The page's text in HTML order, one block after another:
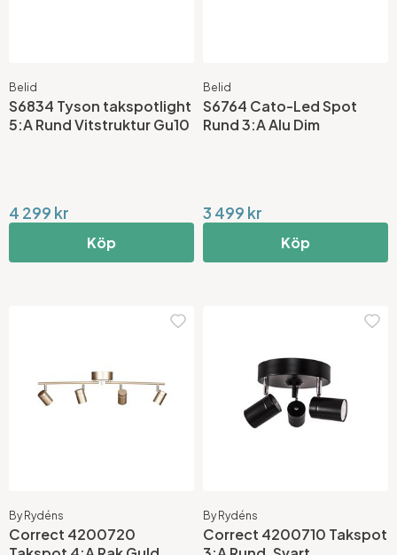
Belid
S6834 Tyson takspotlight
5:A Rund Vitstruktur Gu10
4 299 kr
Köp
Belid
S6764 Cato-Led Spot
Rund 3:A Alu Dim
3 499 kr
Köp
By Rydéns
Correct 4200720
By Rydéns
Correct 4200710 Takspot